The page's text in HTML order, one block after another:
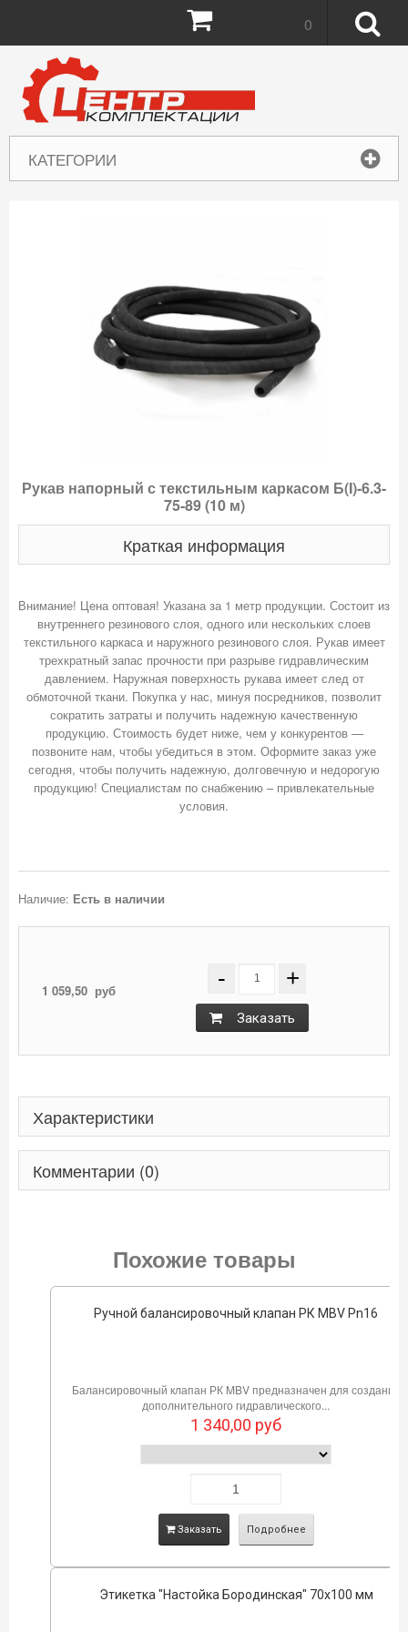
КАТЕГОРИИ
0
Рукав напорный с текстильным каркасом Б(I)-6.3-
75-89 (10 м)
Краткая информация
Внимание! Цена оптовая! Указана за 1 метр продукции. Состоит из
внутреннего резинового слоя, одного или нескольких слоев
текстильного каркаса и наружного резинового слоя. Рукав имеет
трехкратный запас прочности при разрыве гидравлическим
давлением. Наружная поверхность рукава имеет след от
обмоточной ткани. Покупка у нас, минуя посредников, позволит
сократить затраты и получить надежную качественную
продукцию. Стоимость будет ниже, чем у конкурентов —
позвоните нам, чтобы убедиться в этом. Оформите заказ уже
сегодня, чтобы получить надежную, долговечную и недорогую
продукцию! Специалистам по снабжению – привлекательные
условия.
Наличие: Есть в наличии
1 059,50руб - +
Заказать
Характеристики
Комментарии (0)
Похожие товары
Ручной балансировочный клапан РК MBV Pn16
Балансировочный клапан РК MBV предназначен для создания
дополнительного гидравлического...
1 340,00 руб
Заказать Подробнее
Этикетка "Настойка Бородинская" 70х100 мм